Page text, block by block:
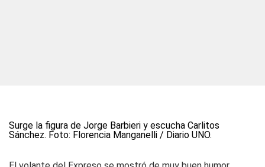
Surge la figura de Jorge Barbieri y escucha Carlitos
Sánchez. Foto: Florencia Manganelli / Diario UNO.